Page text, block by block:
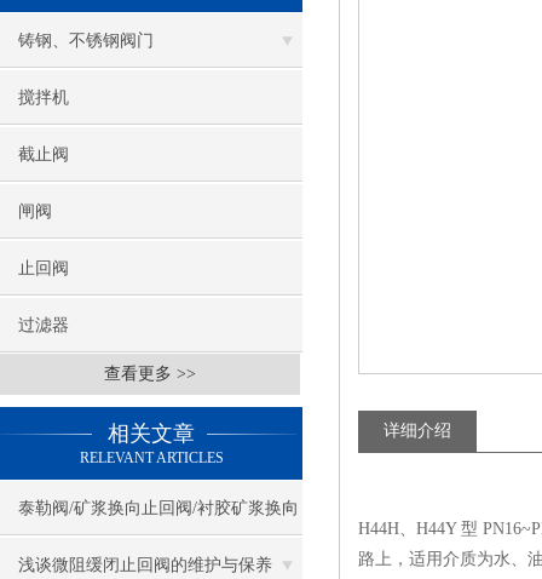
铸钢、不锈钢阀门
搅拌机
截止阀
闸阀
止回阀
过滤器
查看更多 >>
相关文章
RELEVANT ARTICLES
泰勒阀/矿浆换向止回阀/衬胶矿浆换向
三通止回阀
浅谈微阻缓闭止回阀的维护与保养
详细介绍
H44H、H44Y 型
路上，适用介质为水、